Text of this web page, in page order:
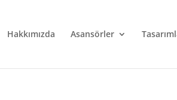
Hakkımızda Asansörler